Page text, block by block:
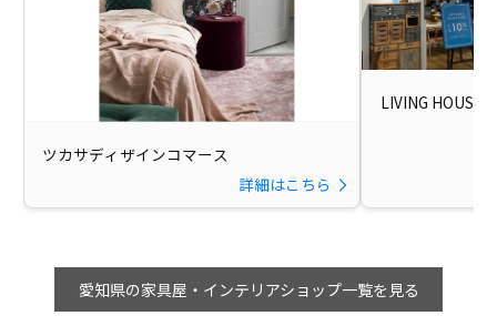
ツカサディザインコマース
詳細はこちら
LIVING HOUSE.
愛知県の家具屋・インテリアショップ一覧を見る